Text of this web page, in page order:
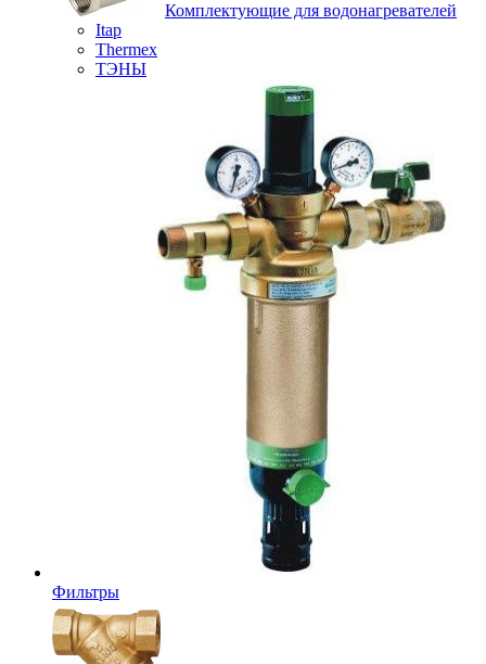
Комплектующие для водонагревателей
Itap
Thermex
ТЭНЫ
Фильтры